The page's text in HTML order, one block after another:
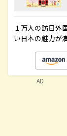
１万人の訪日外
い日本の魅力が
AD